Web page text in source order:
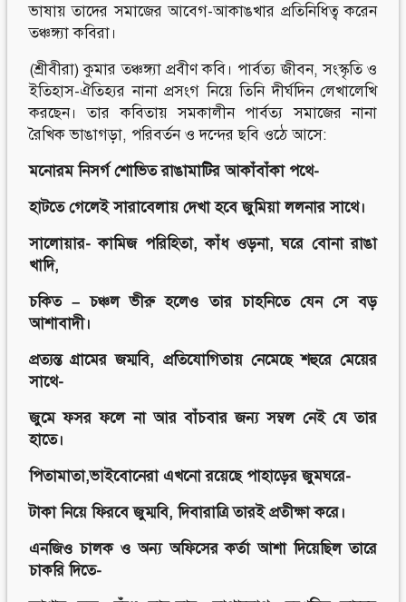
ভাষায় তাদের সমাজের আবেগ-আকাঙখার প্রতিনিধিত্ব করেন
তঞ্চঙ্গ্যা কবিরা।
(শ্রীবীরা) কুমার তঞ্চঙ্গ্যা প্রবীণ কবি। পার্বত্য জীবন, সংস্কৃতি ও
ইতিহাস-ঐতিহ্যর নানা প্রসংগ নিয়ে তিনি দীর্ঘদিন লেখালেখি
করছেন। তার কবিতায় সমকালীন পার্বত্য সমাজের নানা
রৈখিক ভাঙাগড়া, পরিবর্তন ও দন্দের ছবি ওঠে আসে:
মনোরম নিসর্গ শোভিত রাঙামাটির আকাঁবাঁকা পথে-
হাটতে গেলেই সারাবেলায় দেখা হবে জুমিয়া ললনার সাথে।
সালোয়ার- কামিজ পরিহিতা, কাঁধ ওড়না, ঘরে বোনা রাঙা
খাদি,
চকিত – চঞ্চল ভীরু হলেও তার চাহনিতে যেন সে বড়
আশাবাদী।
প্রত্যন্ত গ্রামের জম্মবি, প্রতিযোগিতায় নেমেছে শহুরে মেয়ের
সাথে-
জুমে ফসর ফলে না আর বাঁচবার জন্য সম্বল নেই যে তার
হাতে।
পিতামাতা,ভাইবোনেরা এখনো রয়েছে পাহাড়ের জুমঘরে-
টাকা নিয়ে ফিরবে জুম্মবি, দিবারাত্রি তারই প্রতীক্ষা করে।
এনজিও চালক ও অন্য অফিসের কর্তা আশা দিয়েছিল তারে
চাকরি দিতে-